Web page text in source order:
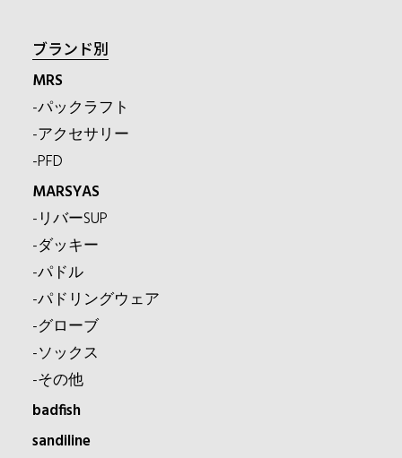
ブランド別
MRS
-パックラフト
-アクセサリー
-PFD
MARSYAS
-リバーSUP
-ダッキー
-パドル
-パドリングウェア
-グローブ
-ソックス
-その他
badfish
sandiline